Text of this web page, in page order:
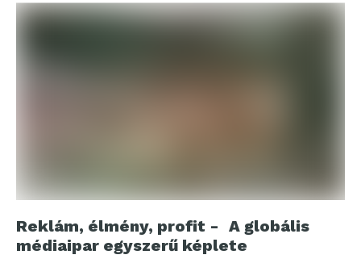
Reklám, élmény, profit - A globális
médiaipar egyszerű képlete